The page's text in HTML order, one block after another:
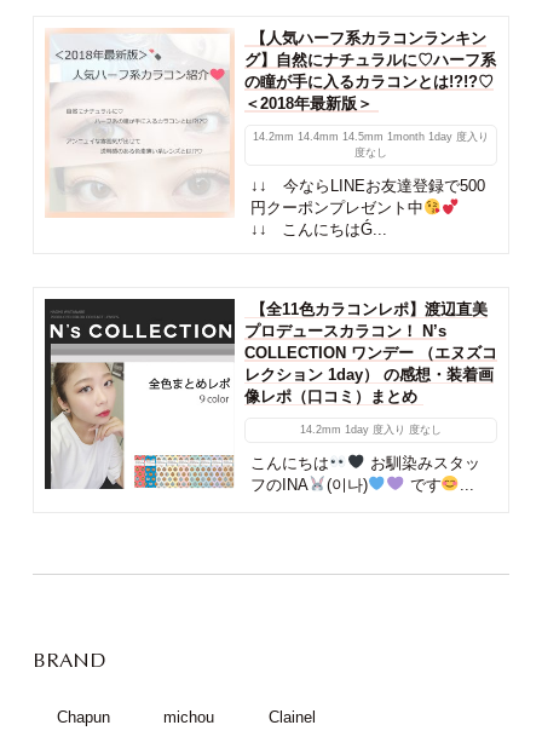
【人気ハーフ系カラコンランキン
グ】自然にナチュラルに♡ハーフ系
の瞳が手に入るカラコンとは!?!?♡
＜2018年最新版＞
14.2mm 14.4mm 14.5mm 1month 1day 度入り
度なし
↓↓ 今ならLINEお友達登録で500
円クーポンプレゼント中
↓↓ こんにちはǴ...
【全11色カラコンレポ】渡辺直美
プロデュースカラコン！ N’s
COLLECTION ワンデー （エヌズコ
レクション 1day） の感想・装着画
像レポ（口コミ）まとめ
14.2mm 1day 度入り 度なし
こんにちは
お馴染みスタッ
フのINA
(이나) です ...
BRAND
Chapun michou Clainel